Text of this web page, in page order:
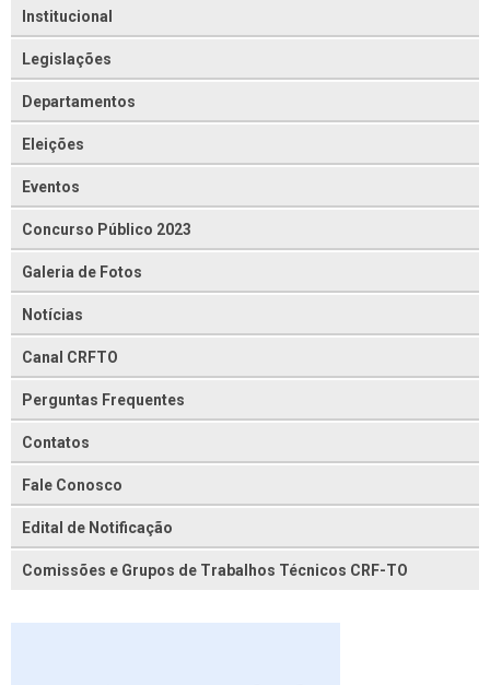
Institucional
Legislações
Departamentos
Eleições
Eventos
Concurso Público 2023
Galeria de Fotos
Notícias
Canal CRFTO
Perguntas Frequentes
Contatos
Fale Conosco
Edital de Notificação
Comissões e Grupos de Trabalhos Técnicos CRF-TO